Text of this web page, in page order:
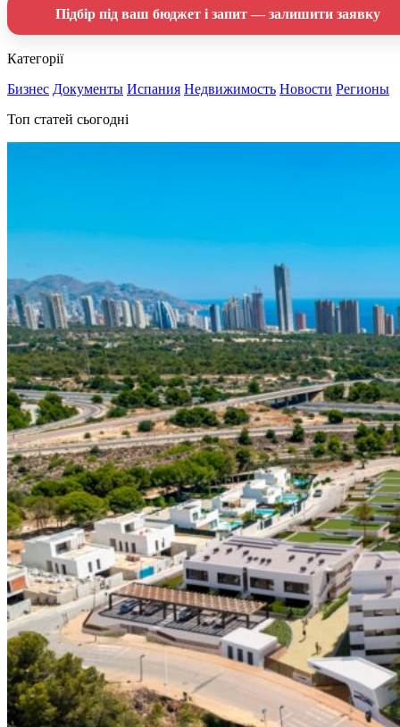
Підбір під ваш бюджет і запит — залишити заявку
Категорії
Бизнес Документы Испания Недвижимость Новости Регионы
Топ статей сьогодні